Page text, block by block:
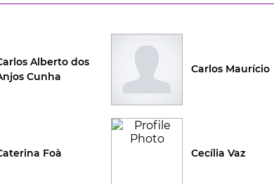
Alberto dos
Cunha
Carlos Maurício
Foà Cecília Vaz